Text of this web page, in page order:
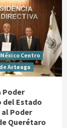
México Centro
Arteaga
Poder
del Estado
Poder
Querétaro